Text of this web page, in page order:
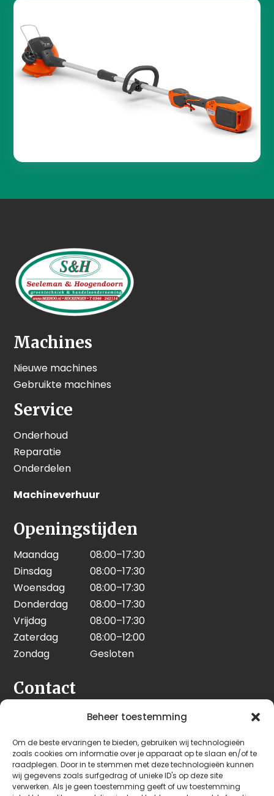
Beheer toestemming
Om de beste ervaringen te bieden, gebruiken wij technologieën
zoals cookies om informatie over je apparaat op te slaan en/of te
raadplegen. Door in te stemmen met deze technologieën kunnen
wij gegevens zoals surfgedrag of unieke ID's op deze site
verwerken. Als je geen toestemming geeft of uw toestemming
Machines
Nieuwe machines
Gebruikte machines
Service
Onderhoud
Reparatie
Onderdelen
Machineverhuur
Openingstijden
Maandag
08:00–17:30
Dinsdag
08:00–17:30
Woensdag
08:00–17:30
Donderdag
08:00–17:30
Vrijdag
08:00–17:30
Zaterdag
08:00–12:00
Zondag
Gesloten
Contact
Seeleman & Hoogendoorn
3628 GD Kockengen
Nederland
+31 (0)346 242 114